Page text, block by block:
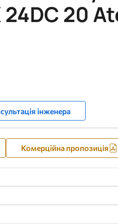
20
інженера
Комерційна пропозиція